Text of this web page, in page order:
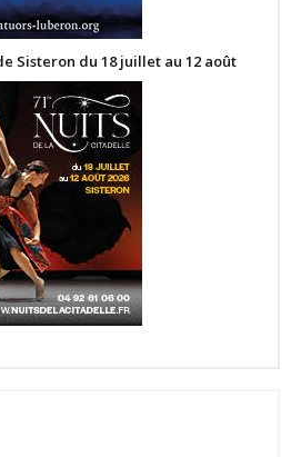
Sisteron du 18 juillet au 12 août